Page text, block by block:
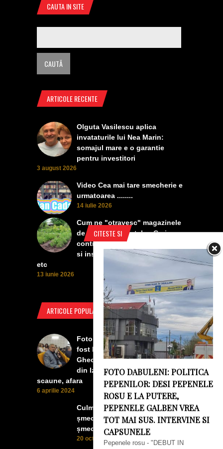
CITESTE SI
FOTO DABULENI: POLITICA
PEPENILOR: DESI PEPENELE
ROSU E LA PUTERE,
PEPENELE GALBEN VREA
TOT MAI SUS. INTERVINE SI
CAPSUNELE
Pepenele rosu - "DEBUT IN
CAUTA IN SITE
ARTICOLE RECENTE
Olguta Vasilescu aplica
invataturile lui Nea Marin:
somajul mare e o garantie
pentru investitori
3 august 2026
Video Cea mai tare smecherie e
urmatoarea ........
14 iulie 2026
Cum ne "otravesc" magazinele
de protectia plantelor. Ceri
contra manei, vanzatoarea iti da
si insecticid, pentru dezvoltare,
etc
13 iunie 2026
ARTICOLE POPULARE
Foto Izbiceni - Lumea buna a
fost la concertul lui Tudor
Gheorghe. Lumea prea buna
din Izbiceni a avut un ecran si
scaune, afara
6 aprilie 2024
Culmea smecheriei! O mașină
șmecheră l-a trădat pe cel mai
șmecher oltean
20 octombrie 2022